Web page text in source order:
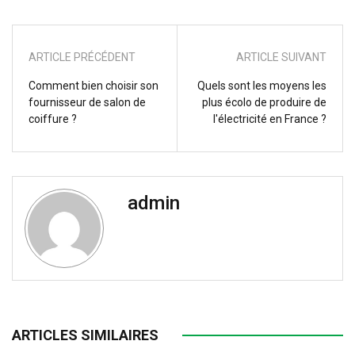
ARTICLE PRÉCÉDENT
Comment bien choisir son
fournisseur de salon de
coiffure ?
ARTICLE SUIVANT
Quels sont les moyens les
plus écolo de produire de
l'électricité en France ?
admin
ARTICLES SIMILAIRES